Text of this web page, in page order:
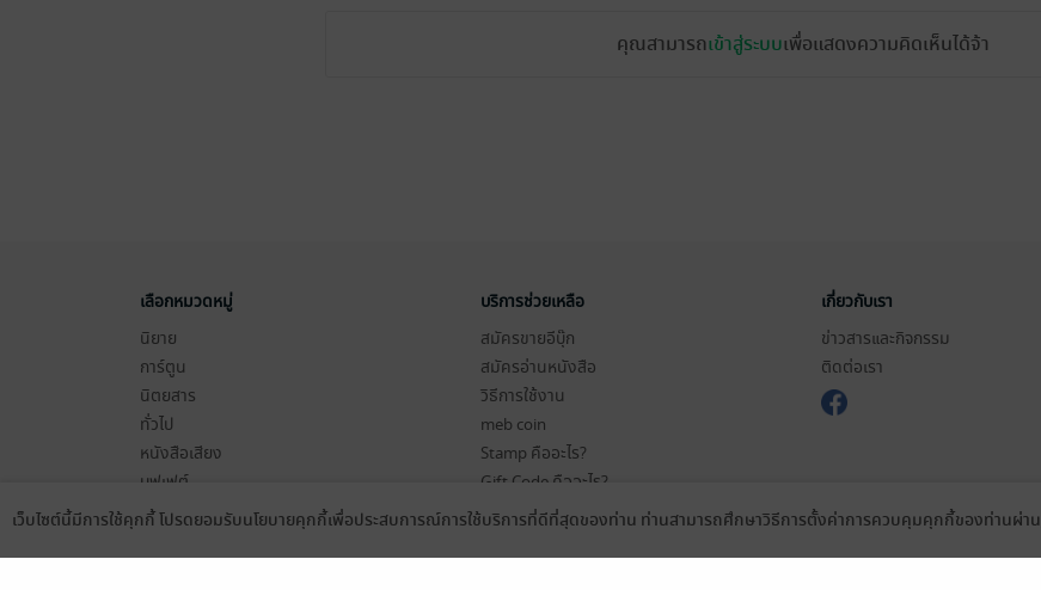
คุณสามารถเข้าสู่ระบบเพื่อแสดงความคิดเห็นได้จ้า
เลือกหมวดหมู่
นิยาย
การ์ตูน
นิตยสาร
ทั่วไป
หนังสือเสียง
บุฟเฟต์
บริการช่วยเหลือ
สมัครขายอีบุ๊ก
สมัครอ่านหนังสือ
วิธีการใช้งาน
meb coin
Stamp คืออะไร?
Gift Code คืออะไร?
เงื่อนไขในการใช้บริการ
เกี่ยวกับเรา
ข่าวสารและกิจกรรม
ติดต่อเรา
เว็บไซต์นี้มีการใช้คุกกี้ โปรดยอมรับนโยบายคุกกี้เพื่อประสบการณ์การใช้บริการที่ดีที่สุดของท่าน ท่านสามารถศึกษาวิธีการตั้งค่าการควบคุมคุกกี้ของท่านผ่าน